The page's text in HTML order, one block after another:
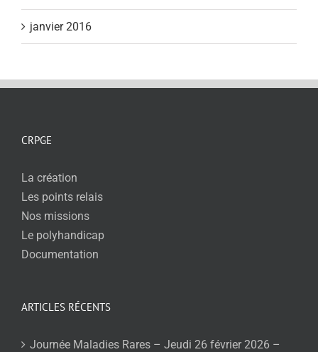
janvier 2016
CRPGE
La création
Les points relais
Nos missions
Le polyhandicap
Documentation
ARTICLES RÉCENTS
Journée Maladies Rares – Jeudi 26 février 2026 –